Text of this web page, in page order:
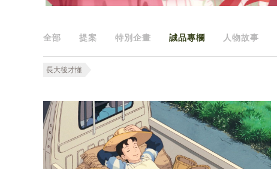
全部 提案 特別企畫 誠品專欄 人物故事
長大後才懂